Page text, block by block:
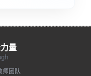
量
师团队